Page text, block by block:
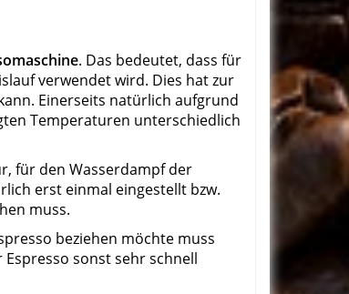
. Das bedeutet, dass für
verwendet wird. Dies hat zur
Einerseits natürlich aufgrund
Temperaturen unterschiedlich
für den Wasserdampf der
erst einmal eingestellt bzw.
muss.
beziehen möchte muss
Espresso sonst sehr schnell